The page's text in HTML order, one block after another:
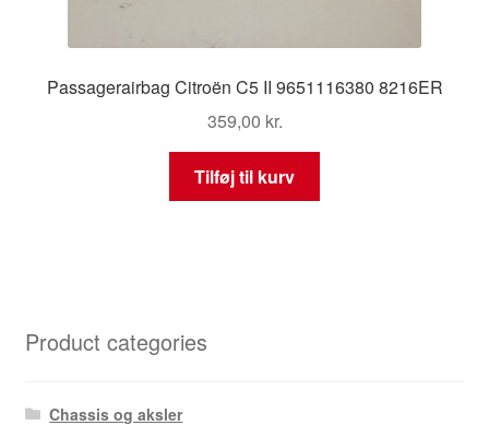
Passagerairbag Citroën C5 II 9651116380 8216ER
359,00 kr.
Tilføj til kurv
Product categories
Chassis og aksler